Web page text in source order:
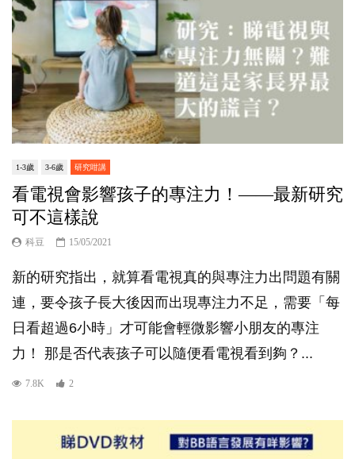
1-3歲 3-6歲 研究咁講
看電視會影響孩子的專注力！——最新研究
可不這樣說
科豆 15/05/2021
新的研究指出，就算看電視真的與專注力出問題有關
連，要令孩子長大後因而出現專注力不足，需要「每
日看超過6小時」才可能會輕微影響小朋友的專注
力！ 那是否代表孩子可以隨便看電視看到夠？...
7.8K 2